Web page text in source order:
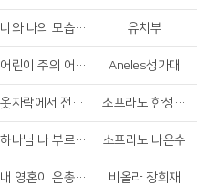
너와 나의 모습이 예수님 닮아 유치부
어린이 주의 어린이 Aneles성가대
옷자락에서 전해지는 사랑 소프라노 한성은, 베이스 김민수
하나님 나 부르실 때 소프라노 나은수
내 영혼이 은총 입어 비올라 장희재